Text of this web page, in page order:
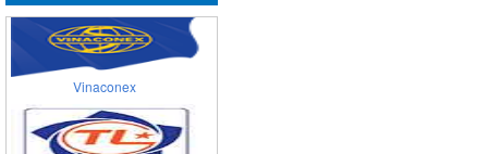
Vinaconex